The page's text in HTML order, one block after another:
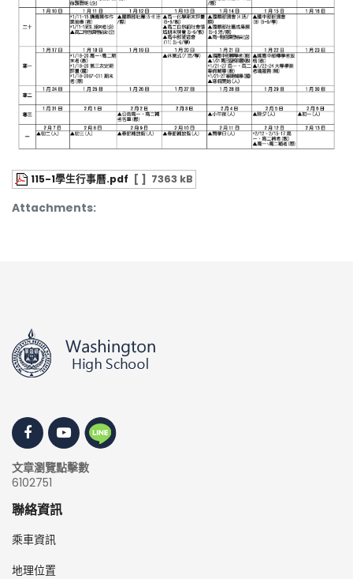
Attachments:
115-1學生行事曆.pdf [ ] 7363 kB
文章瀏覽點擊數
6102751
聯絡資訊
乘車資訊
地理位置